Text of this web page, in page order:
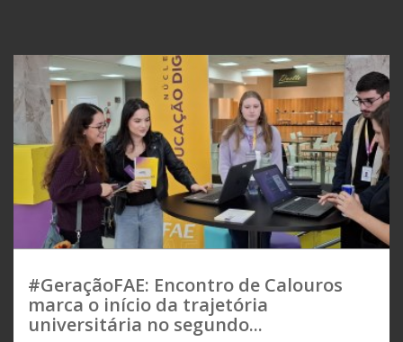
#GeraçãoFAE: Encontro de Calouros
marca o início da trajetória
universitária no segundo...